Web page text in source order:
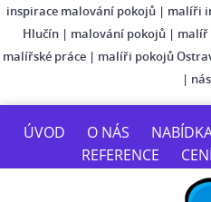
inspirace malování pokojů | malíři
Hlučín| malování pokojů| malíř
malířské práce | malíři pokojů
|
ÚVOD O NÁS
REFERENCE